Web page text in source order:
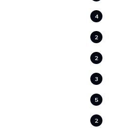
4
2
2
3
5
2